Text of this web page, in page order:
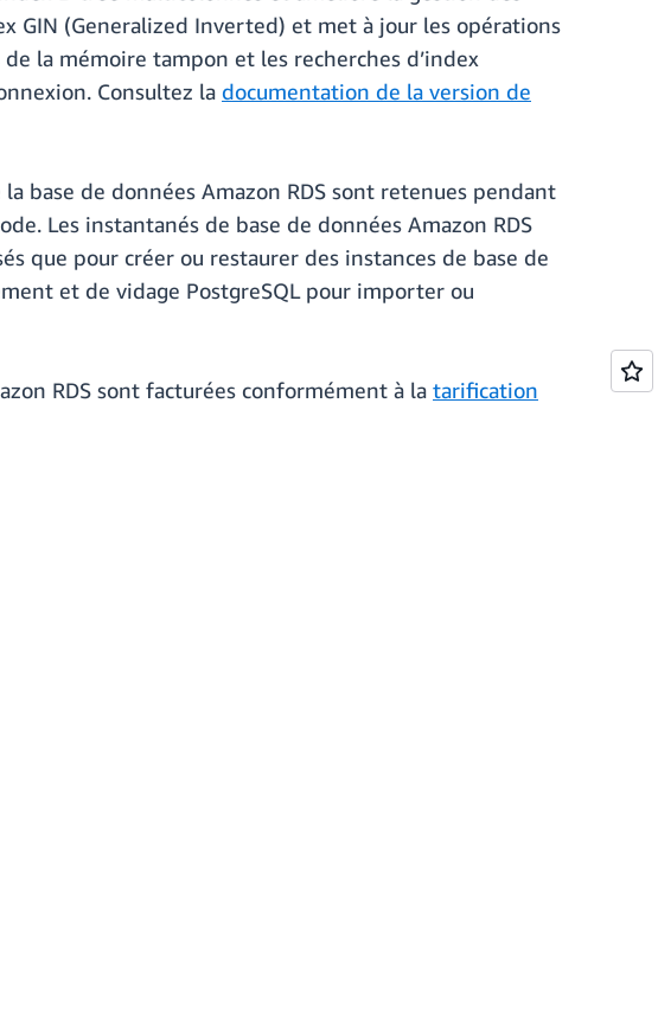
GIN (Generalized Inverted) et met à jour les opérations
la mémoire tampon et les recherches d’index
Consultez la documentation de la version de
base de données Amazon RDS sont retenues pendant
Les instantanés de base de données Amazon RDS
que pour créer ou restaurer des instances de base de
et de vidage PostgreSQL pour importer ou
RDS sont facturées conformément à la tarification